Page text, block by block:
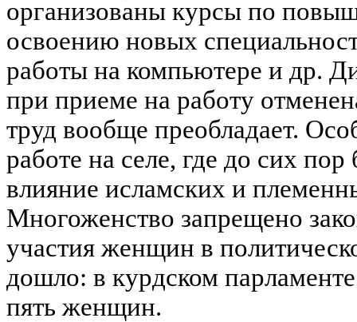
организованы курсы по
освоению новых
работы на компьютере и др.
при приеме на работу
труд вообще преобладает.
работе на селе, где до сих пор
влияние исламских и
Многоженство запрещено
участия женщин в
дошло: в курдском
пять женщин.